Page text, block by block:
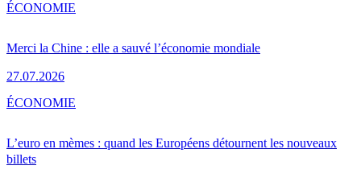
Merci la Chine : elle a sauvé l’économie mondiale
27.07.2026
ÉCONOMIE
L’euro en mèmes : quand les Européens détournent les nouveaux
billets
ÉCONOMIE